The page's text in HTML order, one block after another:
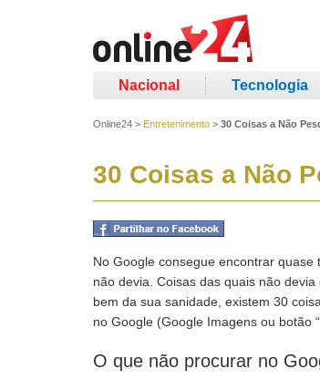
Nacional Tecnologia
Online24 > Entretenimento > 30 Coisas a Não
30 Coisas a Não
No Google consegue encontrar
não devia. Coisas das quais não
bem da sua sanidade, existem 30
no Google (Google Imagens ou botão
O que não procurar no